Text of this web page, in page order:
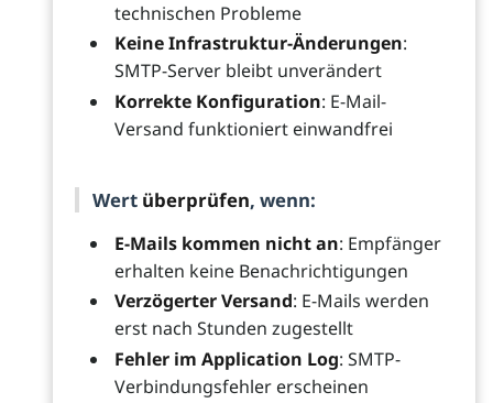
technischen Probleme
Keine Infrastruktur-Änderungen:
SMTP-Server bleibt unverändert
Korrekte Konfiguration: E-Mail-
Versand funktioniert einwandfrei
Wert überprüfen, wenn:
E-Mails kommen nicht an: Empfänger
erhalten keine Benachrichtigungen
Verzögerter Versand: E-Mails werden
erst nach Stunden zugestellt
Fehler im Application Log: SMTP-
Verbindungsfehler erscheinen